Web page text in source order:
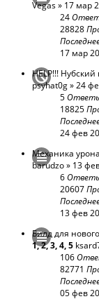
Vegas» 17 мар
24
28828
17 мар
HELP!!! Нубский
psyhat0g» 24
5
18825
24 фев
Механика
barudzo» 13
6
20607
13 фев
Билд для
1,2,3,4,5
106
82771
05 фев